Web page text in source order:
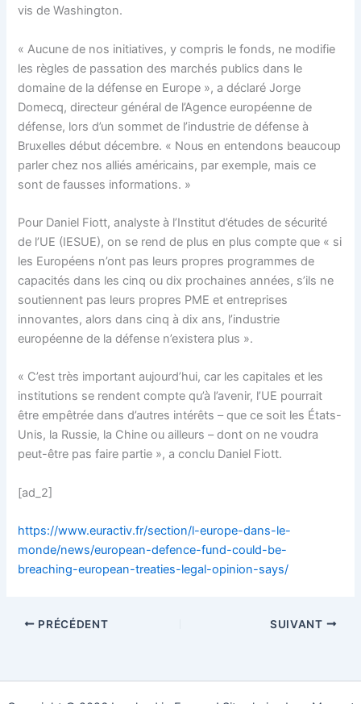
vis de Washington.
« Aucune de nos initiatives, y compris le fonds, ne modifie
les règles de passation des marchés publics dans le
domaine de la défense en Europe », a déclaré Jorge
Domecq, directeur général de l’Agence européenne de
défense, lors d’un sommet de l’industrie de défense à
Bruxelles début décembre. « Nous en entendons beaucoup
parler chez nos alliés américains, par exemple, mais ce
sont de fausses informations. »
Pour Daniel Fiott, analyste à l’Institut d’études de sécurité
de l’UE (IESUE), on se rend de plus en plus compte que « si
les Européens n’ont pas leurs propres programmes de
capacités dans les cinq ou dix prochaines années, s’ils ne
soutiennent pas leurs propres PME et entreprises
innovantes, alors dans cinq à dix ans, l’industrie
européenne de la défense n’existera plus ».
« C’est très important aujourd’hui, car les capitales et les
institutions se rendent compte qu’à l’avenir, l’UE pourrait
être empêtrée dans d’autres intérêts – que ce soit les États-
Unis, la Russie, la Chine ou ailleurs – dont on ne voudra
peut-être pas faire partie », a conclu Daniel Fiott.
[ad_2]
https://www.euractiv.fr/section/l-europe-dans-le-
monde/news/european-defence-fund-could-be-
breaching-european-treaties-legal-opinion-says/
PRÉCÉDENT SUIVANT